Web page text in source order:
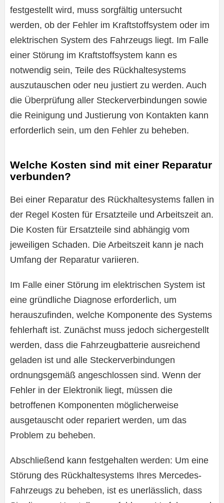
festgestellt wird, muss sorgfältig untersucht
werden, ob der Fehler im Kraftstoffsystem oder im
elektrischen System des Fahrzeugs liegt. Im Falle
einer Störung im Kraftstoffsystem kann es
notwendig sein, Teile des Rückhaltesystems
auszutauschen oder neu justiert zu werden. Auch
die Überprüfung aller Steckerverbindungen sowie
die Reinigung und Justierung von Kontakten kann
erforderlich sein, um den Fehler zu beheben.
Welche Kosten sind mit einer Reparatur
verbunden?
Bei einer Reparatur des Rückhaltesystems fallen in
der Regel Kosten für Ersatzteile und Arbeitszeit an.
Die Kosten für Ersatzteile sind abhängig vom
jeweiligen Schaden. Die Arbeitszeit kann je nach
Umfang der Reparatur variieren.
Im Falle einer Störung im elektrischen System ist
eine gründliche Diagnose erforderlich, um
herauszufinden, welche Komponente des Systems
fehlerhaft ist. Zunächst muss jedoch sichergestellt
werden, dass die Fahrzeugbatterie ausreichend
geladen ist und alle Steckerverbindungen
ordnungsgemäß angeschlossen sind. Wenn der
Fehler in der Elektronik liegt, müssen die
betroffenen Komponenten möglicherweise
ausgetauscht oder repariert werden, um das
Problem zu beheben.
Abschließend kann festgehalten werden: Um eine
Störung des Rückhaltesystems Ihres Mercedes-
Fahrzeugs zu beheben, ist es unerlässlich, dass